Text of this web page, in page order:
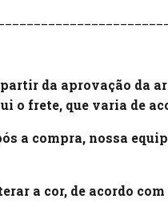
da aprovação da
o frete, que varia de
a compra, nossa
a cor, de acordo